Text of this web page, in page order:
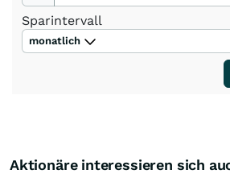
Sparintervall
monatlich
Aktionäre interessieren sich